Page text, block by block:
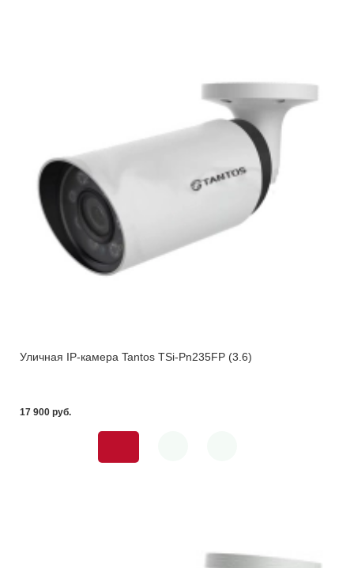
Уличная IP-камера Tantos TSi-Pn235FP (3.6)
17 900 pуб.